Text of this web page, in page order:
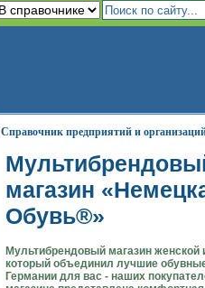
Справочник предприятий и
магазин
Обувь®»
Мультибрендовый магазин женской
который объединил лучшие
Германии для вас - наших